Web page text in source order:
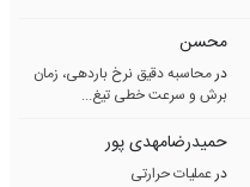
محسن
درمحاسبه دقیق نرخ باردهی، زمان
برش و سرعت خطی تیغ...
حمیدرضامهدی پور
درعملیات حرارتی